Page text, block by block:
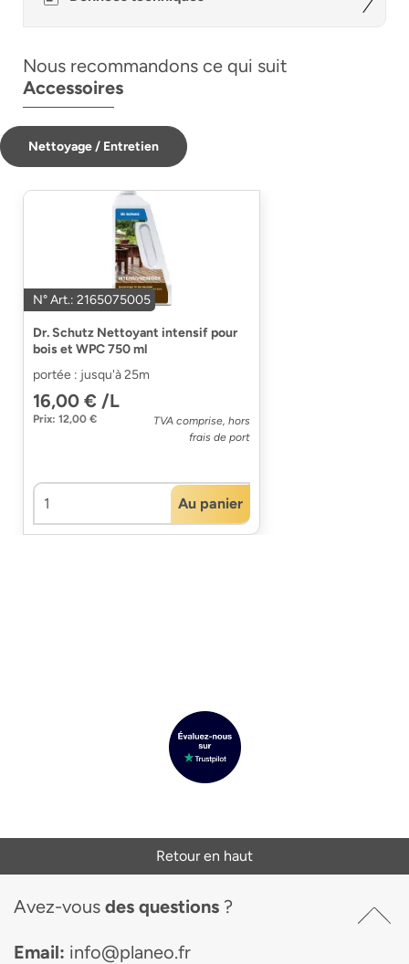
Nous recommandons ce qui suit
Accessoires
Nettoyage / Entretien
N° Art.: 2165075005
Dr. Schutz Nettoyant intensif pour
bois et WPC 750 ml
portée : jusqu'à 25m
16,00 € /L
Prix: 12,00 €
TVA comprise, hors
frais de port
Au panier
Retour en haut
Avez-vous des questions ?
Email: info@planeo.fr